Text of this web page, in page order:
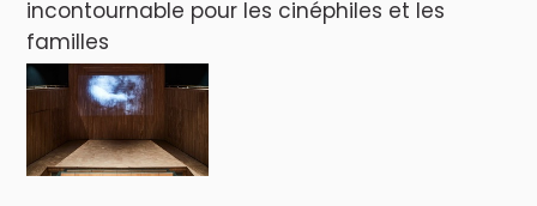
🎵 Ormuzera bien, qui ormuzera le
dernier
Reportages
Nizar Baraka préside à Marrakech une